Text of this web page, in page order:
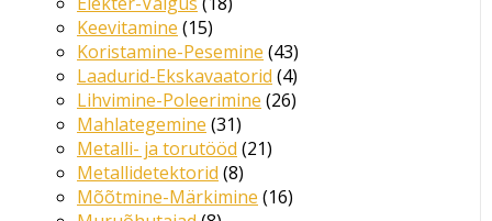
Keevitamine 15
Koristamine-Pesemine 43
Laadurid-Ekskavaatorid 4
Lihvimine-Poleerimine 26
Mahlategemine 31
Metalli- ja torutööd 21
Metallidetektorid 8
Mõõtmine-Märkimine 16